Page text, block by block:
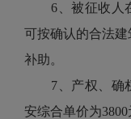
6、被征收人在
可按确认的合法
补助。
7、产权、确权
安综合单价为